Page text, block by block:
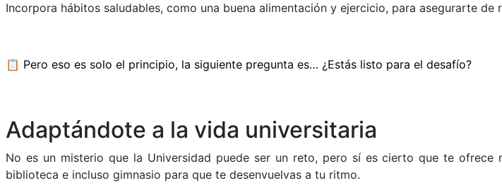
Incorpora hábitos saludables, como una buena alimentación y ejercicio, para asegurarte
📋 Pero eso es solo el principio, la siguiente pregunta es… ¿Estás listo para el desafío?
Adaptándote a la vida universitaria
No es un misterio que la Universidad puede ser un reto, pero sí es cierto que te
biblioteca e incluso gimnasio para que te desenvuelvas a tu ritmo.